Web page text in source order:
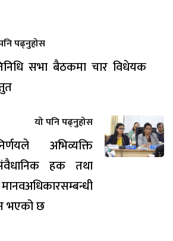
पढ्नुहोस
सभा बैठकमा चार विधेयक
यो पनि पढ्नुहोस
अभिव्यक्ति
हक तथा
भएको छ